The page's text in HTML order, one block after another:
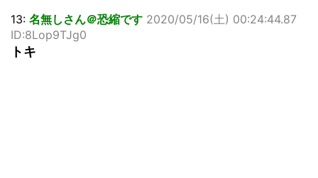
13: 名無しさん＠恐縮です 2020/05/16(土) 00:24:44.87
ID:8Lop9TJg0
トキ